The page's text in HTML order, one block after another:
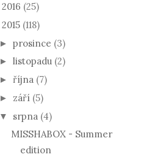
2016 (25)
2015 (118)
► prosince (3)
► listopadu (2)
► října (7)
► září (5)
▼ srpna (4)
MISSHABOX - Summer
edition